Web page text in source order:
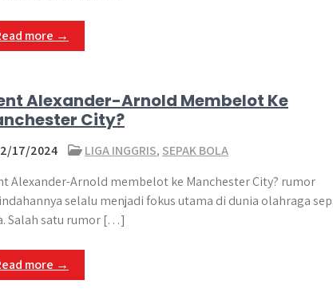
more →
Alexander-Arnold Membelot Ke
City?
17/2024 LIGA INGGRIS, SEPAK BOLA
Alexander-Arnold membelot ke Manchester City? rumor
selalu menjadi fokus utama di dunia olahraga
Salah satu rumor […]
more →